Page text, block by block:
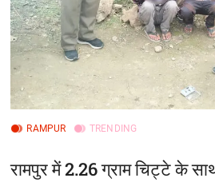
RAMPUR TRENDING
रामपुर में 2.26 ग्राम चिट्टे के